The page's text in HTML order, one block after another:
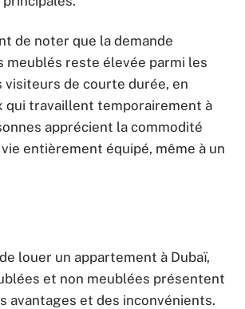
de noter que la demande
meublés reste élevée parmi les
visiteurs de courte durée, en
qui travaillent temporairement à
apprécient la commodité
vie entièrement équipé, même à un
louer un appartement à Dubaï,
et non meublées présentent
avantages et des inconvénients.